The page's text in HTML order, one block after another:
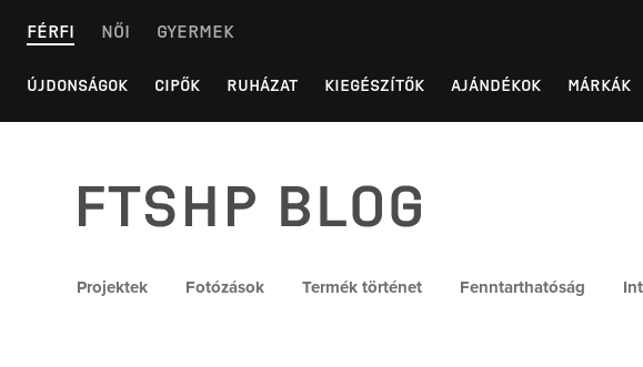
FÉRFI NŐI GYERMEK
ÚJDONSÁGOK CIPŐK RUHÁZAT KIEGÉSZÍTŐK AJÁNDÉKOK MÁRKÁK
FTSHP blog
Projektek Fotózások Termék történet Fenntarthatóság